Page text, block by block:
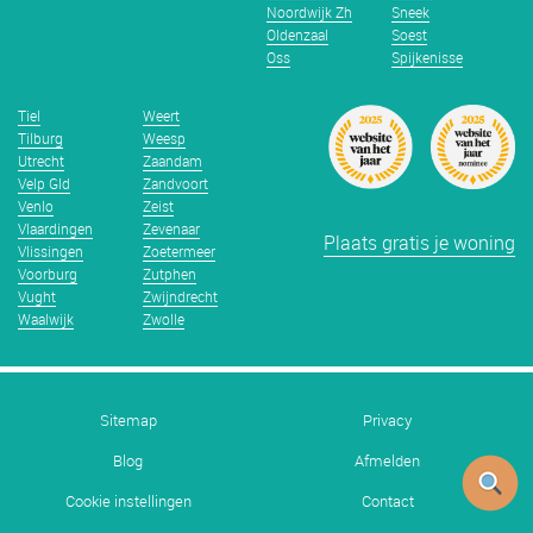
Noordwijk Zh
Oldenzaal
Oss
Sneek
Soest
Spijkenisse
Tiel
Tilburg
Utrecht
Velp Gld
Venlo
Vlaardingen
Vlissingen
Voorburg
Vught
Waalwijk
Weert
Weesp
Zaandam
Zandvoort
Zeist
Zevenaar
Zoetermeer
Zutphen
Zwijndrecht
Zwolle
Plaats gratis je woning
Sitemap
Privacy
Blog
Afmelden
Cookie instellingen
Contact